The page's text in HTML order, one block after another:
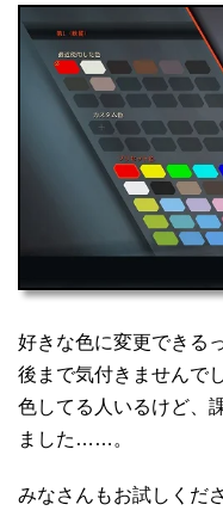
好きな色に変更できる
後まで気付きませんで
色してる人いるけど、
ました……。
みなさんもお試しくださ